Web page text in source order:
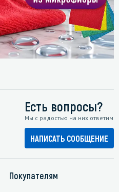
Есть вопросы?
Мы с радостью на них ответим
НАПИСАТЬ СООБЩЕНИЕ
Покупателям